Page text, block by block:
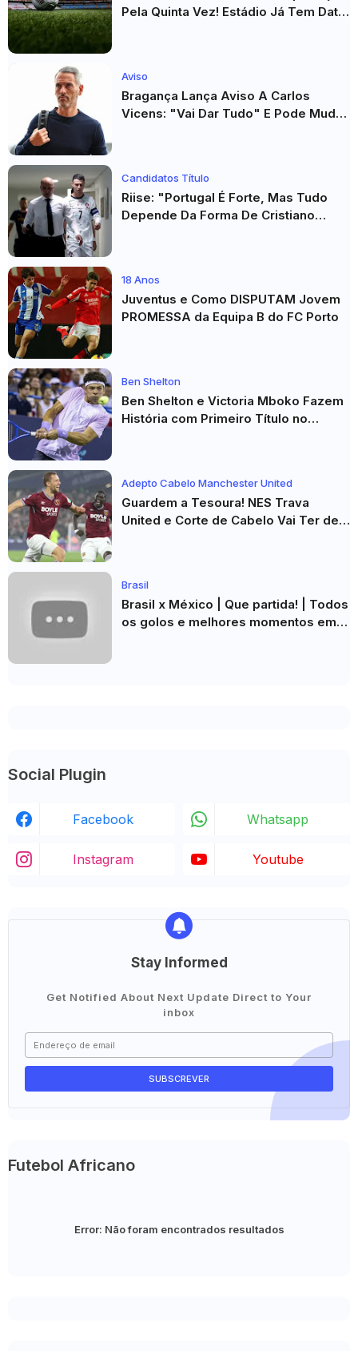
Pela Quinta Vez! Estádio Já Tem Data
Aviso
Bragança Lança Aviso A Carlos
Vicens: "Vai Dar Tudo" E Pode Mudar
Candidatos Título
Riise: "Portugal É Forte, Mas Tudo
Depende Da Forma De Cristiano
18 Anos
Juventus e Como DISPUTAM Jovem
PROMESSA da Equipa B do FC Porto
Ben Shelton
Ben Shelton e Victoria Mboko Fazem
História com Primeiro Título no
Adepto Cabelo Manchester United
Guardem a Tesoura! NES Trava
United e Corte de Cabelo Vai Ter de
Brasil
Brasil x México | Que partida! | Todos
os golos e melhores momentos em
Social Plugin
Facebook Whatsapp
Instagram Youtube
Stay Informed
Get Notified About Next Update Direct to Your
inbox
Futebol Africano
Error: Não foram encontrados resultados